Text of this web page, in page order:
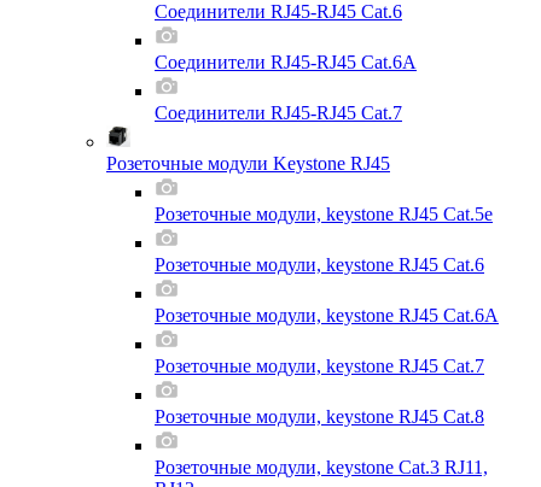
Соединители RJ45-RJ45 Cat.6
Соединители RJ45-RJ45 Cat.6A
Соединители RJ45-RJ45 Cat.7
Розеточные модули Keystone RJ45
Розеточные модули, keystone RJ45 Cat.5e
Розеточные модули, keystone RJ45 Cat.6
Розеточные модули, keystone RJ45 Cat.6A
Розеточные модули, keystone RJ45 Cat.7
Розеточные модули, keystone RJ45 Cat.8
Розеточные модули, keystone Cat.3 RJ11,